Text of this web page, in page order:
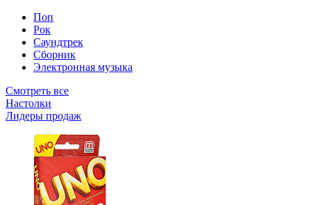
Поп
Рок
Саундтрек
Сборник
Электронная музыка
Смотреть все
Настолки
Лидеры продаж